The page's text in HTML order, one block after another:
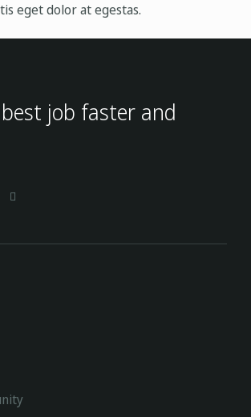
eget dolor at egestas.
job faster and